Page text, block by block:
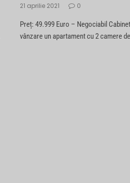
21 aprilie 2021 0
Preț: 49.999 Euro – Negociabil
vânzare un apartament cu 2 camere